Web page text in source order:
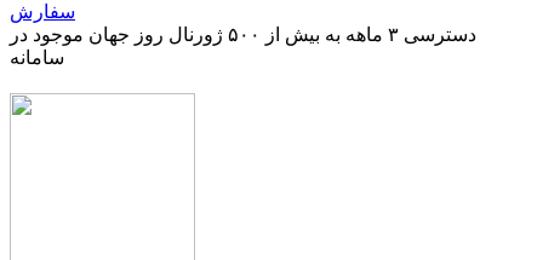
سفارش
دسترسی ۳ ماهه به بیش از ۵۰۰ ژورنال روز جهان موجود در
سامانه